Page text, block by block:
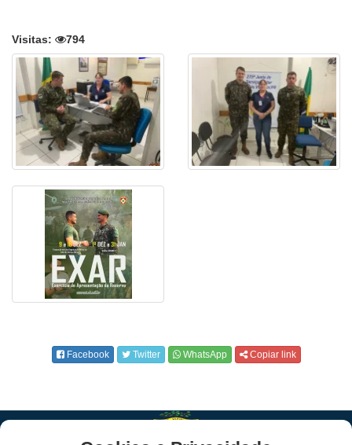
Visitas: 794
Facebook Twitter WhatsApp Copiar link